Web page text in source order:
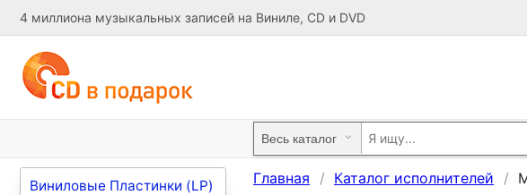
4 миллиона музыкальных записей на Виниле, CD и DVD
Виниловые Пластинки (LP)
Главная Каталог исполнителей